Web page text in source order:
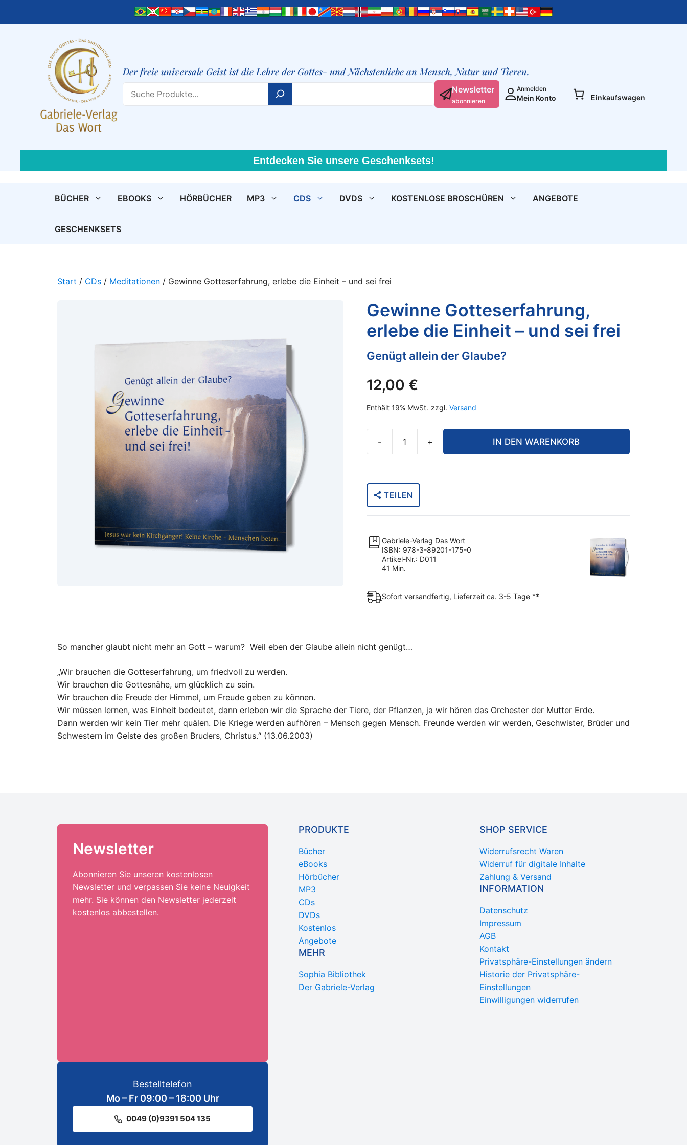
Der freie universale Geist ist die Lehre der Gottes- und Nächstenliebe an Mensch, Natur und Tieren.
Newsletter
abonnieren
Anmelden
Mein Konto Einkaufswagen
Entdecken Sie unsere Geschenksets!
BÜCHER EBOOKS HÖRBÜCHER MP3 CDS DVDS KOSTENLOSE BROSCHÜREN ANGEBOTE
GESCHENKSETS
Start / CDs / Meditationen / Gewinne Gotteserfahrung, erlebe die Einheit – und sei frei
Gewinne Gotteserfahrung,
erlebe die Einheit – und sei frei
Genügt allein der Glaube?
12,00 €
Enthält 19% MwSt. zzgl. Versand
-
die
Einheit
sei
frei
Menge
+ IN DEN WARENKORB
TEILEN
Gabriele-Verlag Das Wort
ISBN: 978-3-89201-175-0
Artikel-Nr.: D011
41 Min.
Sofort versandfertig, Lieferzeit ca. 3-5 Tage **
So mancher glaubt nicht mehr an Gott – warum? Weil eben der Glaube allein nicht genügt…
„Wir brauchen die Gotteserfahrung, um friedvoll zu werden.
Wir brauchen die Gottesnähe, um glücklich zu sein.
Wir brauchen die Freude der Himmel, um Freude geben zu können.
Wir müssen lernen, was Einheit bedeutet, dann erleben wir die Sprache der Tiere, der Pflanzen, ja wir hören das Orchester der Mutter Erde.
Dann werden wir kein Tier mehr quälen. Die Kriege werden aufhören – Mensch gegen Mensch. Freunde werden wir werden, Geschwister, Brüder und
Schwestern im Geiste des großen Bruders, Christus.“ (13.06.2003)
Newsletter
Abonnieren Sie unseren kostenlosen
Newsletter und verpassen Sie keine Neuigkeit
mehr. Sie können den Newsletter jederzeit
kostenlos abbestellen.
Bestelltelefon
Mo – Fr 09:00 – 18:00 Uhr
0049 (0)9391 504 135
PRODUKTE
Bücher
eBooks
Hörbücher
MP3
CDs
DVDs
Kostenlos
Angebote
MEHR
Sophia Bibliothek
Der Gabriele-Verlag
SHOP SERVICE
Widerrufsrecht Waren
Widerruf für digitale Inhalte
Zahlung & Versand
INFORMATION
Datenschutz
Impressum
AGB
Kontakt
Privatsphäre-Einstellungen ändern
Historie der Privatsphäre-
Einstellungen
Einwilligungen widerrufen
erlebe
die
frei
Menge